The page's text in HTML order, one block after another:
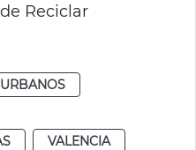
Reciclar
VALENCIA